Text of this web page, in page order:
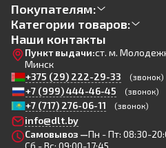
Покупателям:
Категории товаров:
Наши контакты
Пункт выдачи:ст. м.
Минск
+375 (29) 222-29-33
(звонок)
+7 (999) 444-46-45 (звонок)
+7 (717) 276-06-11 (звонок)
info@dlt.by
Самовывоз —Пн - Пт: 08:30-
Сб - Вс: 09:00-17:45